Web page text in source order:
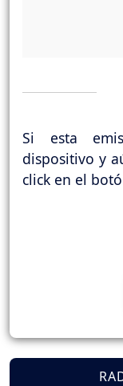
Si esta
dispositivo y
click en el